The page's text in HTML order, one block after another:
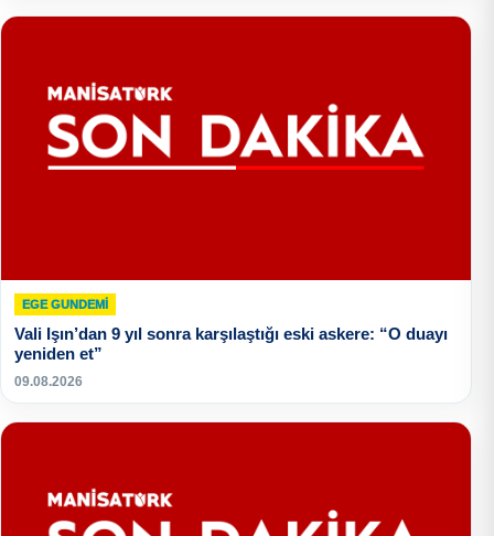
EGE GUNDEMİ
Vali Işın’dan 9 yıl sonra karşılaştığı eski askere: “O duayı
yeniden et”
09.08.2026